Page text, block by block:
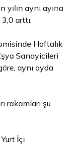
yılın aynı ayına
arttı.
Haftalık
Sanayicileri
aynı ayda
rakamları şu
İçi